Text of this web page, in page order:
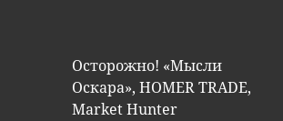
Осторожно! «Мысли
Оскара», HOMER TRADE,
Market Hunter